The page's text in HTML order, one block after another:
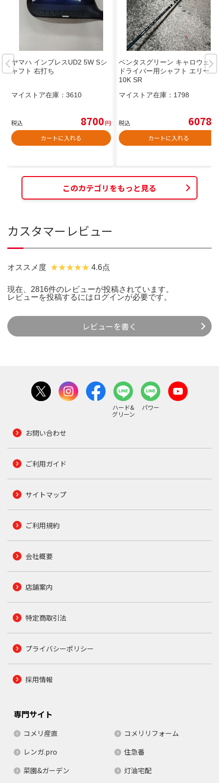
ヤマハ インプレスUD2 5W Sシ
ャフト 右打ち
マイストア在庫： 3610
税込 8700円
カートに入れる
ベンタスグリーン キャロウェイ
ドライバー用シャフト エリート
10K SR
マイストア在庫： 1798
税込 6078
カートに入れる
このカテゴリをもっと見る
カスタマーレビュー
オススメ度 4.6点
現在、2816件のレビューが投稿されています。
レビューを投稿するには ログインが必要です。
レビューを書く
ハード&
グリーン
パワー
お問い合わせ
ご利用ガイド
サイトマップ
ご利用規約
会社概要
店舗案内
特定商取引法
プライバシーポリシー
採用情報
専門サイト
コメリ産直
コメリリフォーム
レンガ.pro
住急番
菜園&ガーデン
灯油宅配